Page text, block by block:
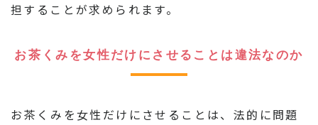
担することが求められます。
お茶くみを女性だけにさせることは違法なのか
お茶くみを女性だけにさせることは、法的に問題